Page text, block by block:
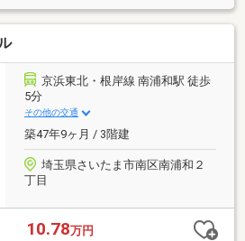
京浜東北・根岸線 南浦和駅 徒歩
5分
その他の交通
築47年9ヶ月 / 3階建
埼玉県さいたま市南区南浦和２
丁目
10.78万円